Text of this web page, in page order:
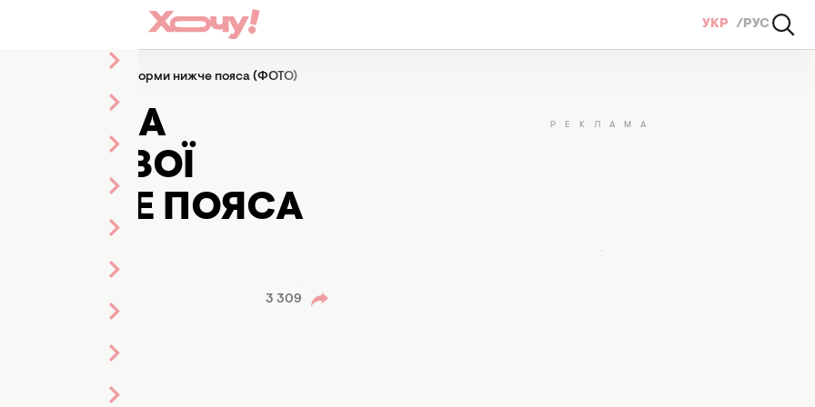
УКР РУС
свої справжні форми нижче пояса (ФОТО)
СВОЇ
НИЖЧЕ ПОЯСА
3 309